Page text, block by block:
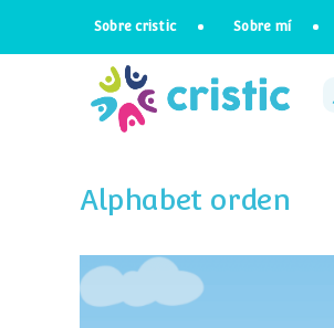
Sobre cristic Sobre mí
Alphabet orden